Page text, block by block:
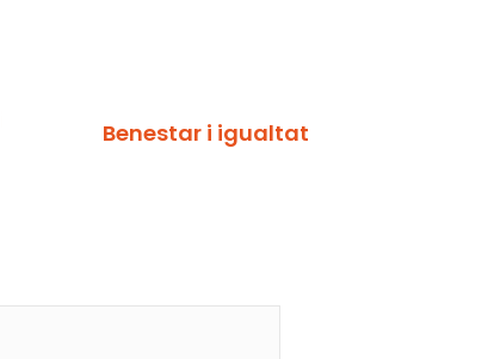
Benestar i igualtat